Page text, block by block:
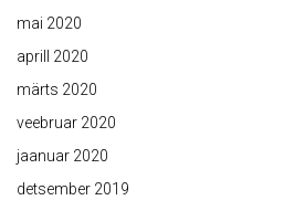
mai 2020
aprill 2020
märts 2020
veebruar 2020
jaanuar 2020
detsember 2019